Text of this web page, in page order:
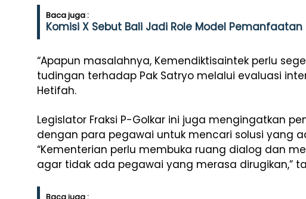
Baca juga :
Komisi X Sebut Bali Jadi Role Model Pemanfaatan
“Apapun masalahnya, Kemendiktisaintek perlu
tudingan terhadap Pak Satryo melalui evaluasi
Hetifah.
Legislator Fraksi P-Golkar ini juga mengingatkan
dengan para pegawai untuk mencari solusi yang
“Kementerian perlu membuka ruang dialog dan
agar tidak ada pegawai yang merasa dirugikan,”
Baca juga :